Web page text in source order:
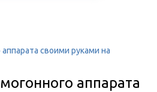
своими руками на
аппарата